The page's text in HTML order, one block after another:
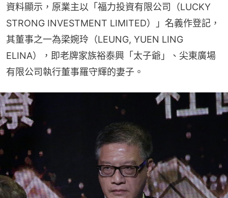
資料顯示，原業主以「福力投資有限公司（LUCKY
STRONG INVESTMENT LIMITED）」名義作登記，
其董事之一為梁婉玲（LEUNG, YUEN LING
ELINA），即老牌家族裕泰興「太子爺」、尖東廣場
有限公司執行董事羅守輝的妻子。